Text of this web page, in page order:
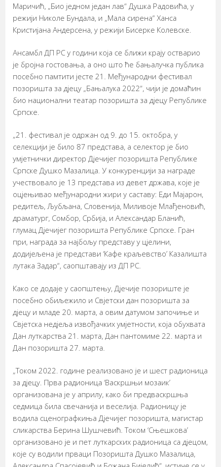
Маричић, „Био једном један лав“ Душка Радовића, у
режији Николе Бундала, и „Мала сирена“ Ханса
Кристијана Андерсена, у режији Бисерке Колевске.
Ансамбл ДП РС у години која се ближи крају остварио
је бројна гостовања, а оно што ће бањалучка публика
посебно памтити јесте 21. Међународни фестивал
позоришта за дјецу „Бањалука 2022“, чији је домаћин
био национални театар позоришта за дјецу Републике
Српске.
„21. фестивал је одржан од 9. до 15. октобра, у
селекцији је било 87 представа, а селектор је био
умјетнички директор Дјечијег позоришта Републике
Српске Душко Мазалица. У конкуренцији за награде
учествовало је 13 представа из девет држава, које је
оцјењивао међународни жири у саставу: Еди Мајарон,
редитељ, Љубљана, Словенија, Миливоје Млађеновић,
драматург, Сомбор, Србија, и Александар Бланић,
глумац Дјечијег позоришта Републике Српске. Гран
при, награда за најбољу представу у цјелини,
додијељена је представи ‘Кафе краљевство’ Казалишта
лутака Задар“, саопштавају из ДП РС.
Како се додаје у саопштењу, Дјечије позориште је
посебно обиљежило и Свјетски дан позоришта за
дјецу и младе 20. марта, а овим датумом започиње и
Свјетска недјеља извођачких умјетности, која обухвата
Дан луткарства 21. марта, Дан пантомиме 22. марта и
Дан позоришта 27. марта.
„Током 2022. године реализовано је и шест радионица
за дјецу. Прва радионица ‘Васкршњи мозаик’
организована је у априлу, како би предваскршња
седмица била свечанија и веселија. Радионицу је
водила сценографкиња Дјечијег позоришта, магистар
сликарства Берина Шушчевић. Током ‘Сњешкова’
организовано је и пет луткарских радионица са дјецом,
које су водили прваци Позоришта Душко Мазалица,